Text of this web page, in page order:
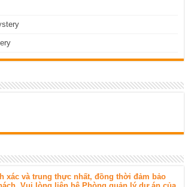
xác và trung thực nhất, đồng thời đảm bảo